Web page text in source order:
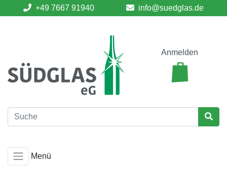
+49 7667 91940 info@suedglas.de
Anmelden
Menü